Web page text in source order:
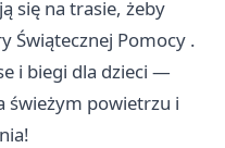
się na trasie, żeby
Świątecznej Pomocy .
i biegi dla dzieci —
świeżym powietrzu i